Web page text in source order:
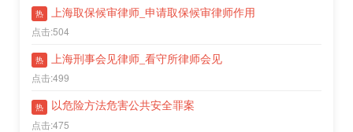
热 上海取保候审律师_申请取保候审律师作用
点击:504
热 上海刑事会见律师_看守所律师会见
点击:499
热 以危险方法危害公共安全罪案
点击:475